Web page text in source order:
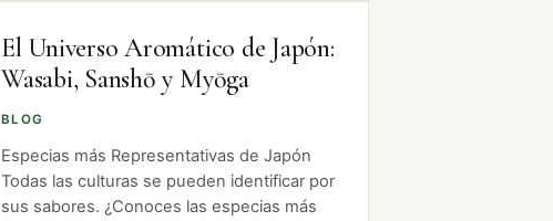
BLOG
El Universo Aromático de Japón:
Wasabi, Sanshō y Myōga
Especias más Representativas de Japón
Todas las culturas se pueden identificar por
sus sabores. ¿Conoces las especias más